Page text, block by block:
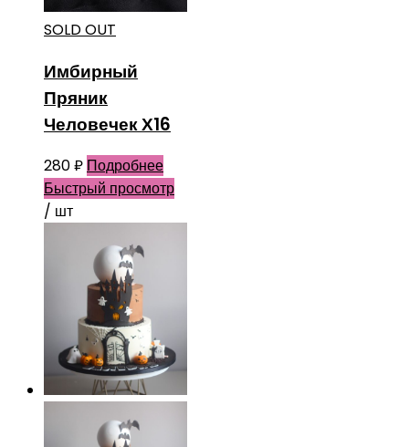
SOLD OUT
Имбирный
Пряник
Человечек Х16
280₽ Подробнее
Быстрый просмотр
/ шт